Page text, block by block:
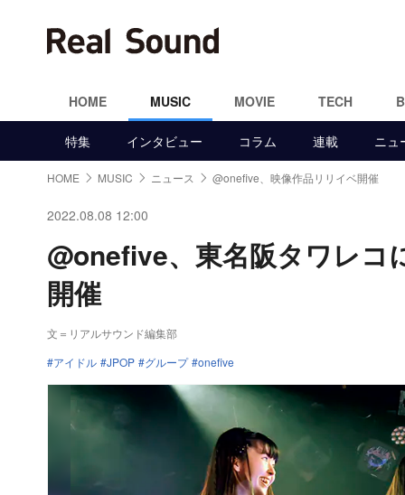
HOME MUSIC MOVIE TECH
特集 インタビュー コラム 連載 ニュ
HOME MUSIC ニュース @onefive、映像作品リリイベ開催
2022.08.08 12:00
@onefive、東名阪タワレコ
開催
文＝リアルサウンド編集部
アイドル
JPOP グループ onefive